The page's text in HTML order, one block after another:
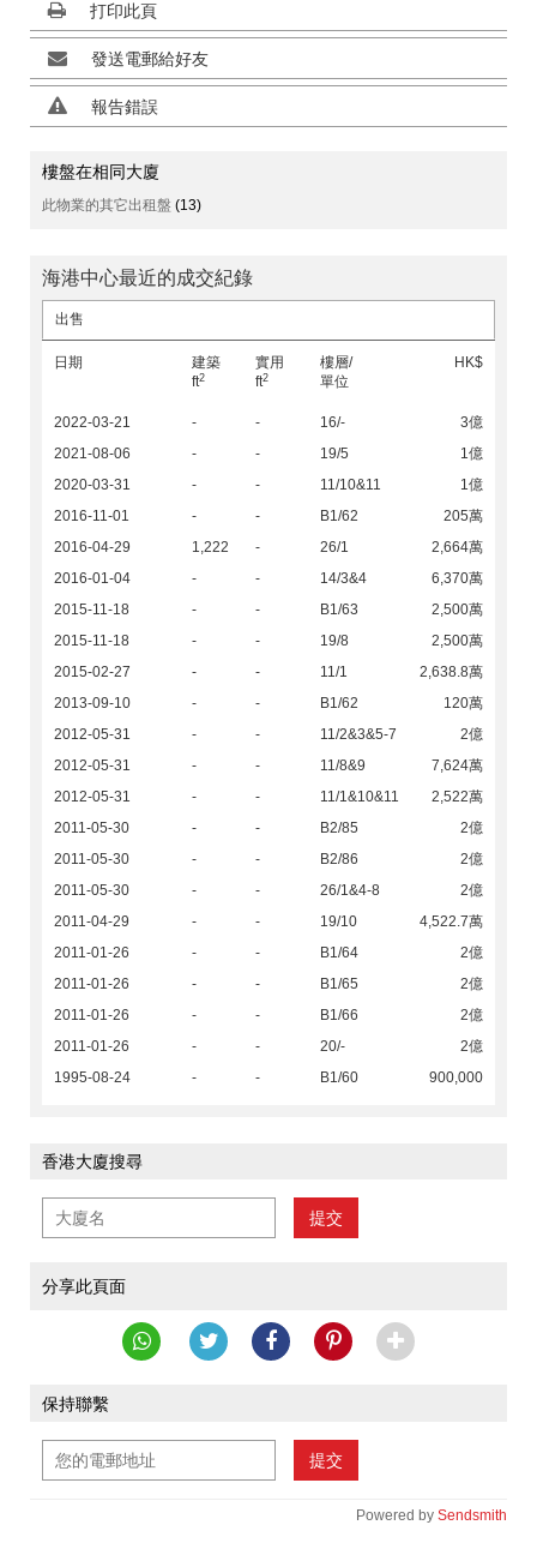
打印此頁
發送電郵給好友
報告錯誤
樓盤在相同大廈
此物業的其它出租盤 (13)
海港中心最近的成交紀錄
出售
日期
建築
ft2
實用
ft2
樓層/
單位
HK$
2022-03-21 - - 16/-
3億
2021-08-06
- - 19/5
1億
2020-03-31
- - 11/10&11
1億
2016-11-01
- - B1/62
205萬
2016-04-29
1,222 - 26/1
2,664萬
2016-01-04
- - 14/3&4
6,370萬
2015-11-18
- - B1/63
2,500萬
2015-11-18
- - 19/8
2,500萬
2015-02-27
- - 11/1
2,638.8萬
2013-09-10
- - B1/62
120萬
2012-05-31
- - 11/2&3&5-7
2億
2012-05-31
- - 11/8&9
7,624萬
2012-05-31
- - 11/1&10&11
2,522萬
2011-05-30
- - B2/85
2億
2011-05-30
- - B2/86
2億
2011-05-30
- - 26/1&4-8
2億
2011-04-29
- - 19/10
4,522.7萬
2011-01-26
- - B1/64
2億
2011-01-26
- - B1/65
2億
2011-01-26
- - B1/66
2億
2011-01-26
- - 20/-
2億
1995-08-24
- - B1/60 900,000
香港大廈搜尋
提交
分享此頁面
保持聯繫
提交
Powered by Sendsmith